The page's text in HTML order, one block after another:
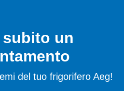
subito un
del tuo frigorifero Aeg!